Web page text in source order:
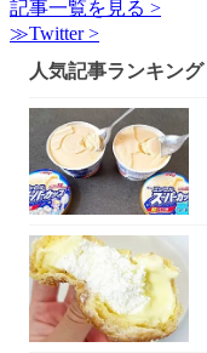
記事一覧を見る >
≫Twitter >
人気記事ランキング